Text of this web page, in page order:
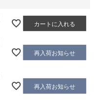
カートに入れる
再入荷お知らせ
再入荷お知らせ